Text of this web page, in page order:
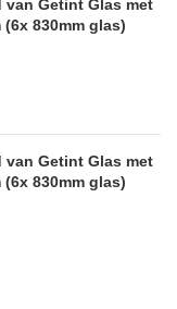
van Getint Glas met
830mm glas)
van Getint Glas met
830mm glas)